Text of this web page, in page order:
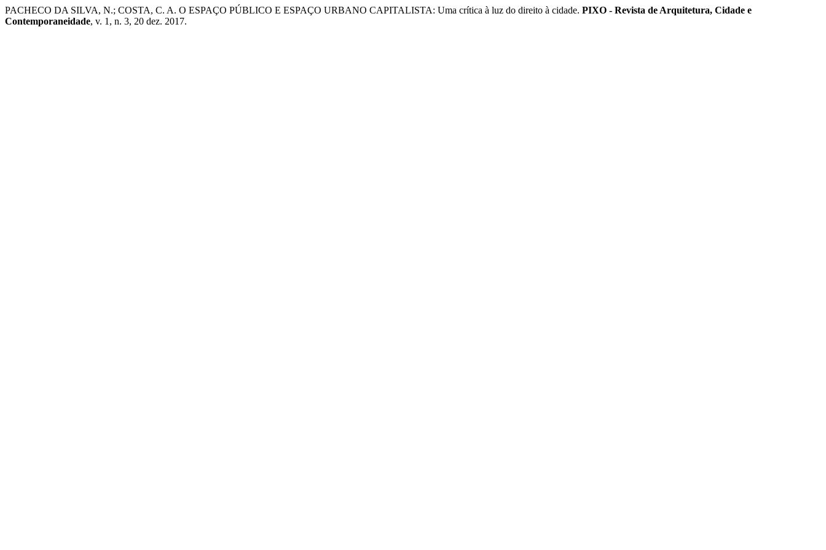
PACHECO DA SILVA, N.; COSTA, C. A. O ESPAÇO PÚBLICO E ESPAÇO URBANO CAPITALISTA: Uma crítica à luz do direito à cidade. PIXO - Revista de Arquitetura, Cidade e
Contemporaneidade, v. 1, n. 3, 20 dez. 2017.